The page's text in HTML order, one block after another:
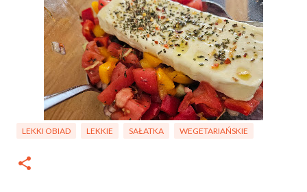
LEKKI OBIAD LEKKIE SAŁATKA WEGETARIAŃSKIE